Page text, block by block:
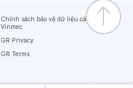
Chính sách bảo vệ dữ liệu cá nhân của
Vinmec
GR Privacy
GR Terms